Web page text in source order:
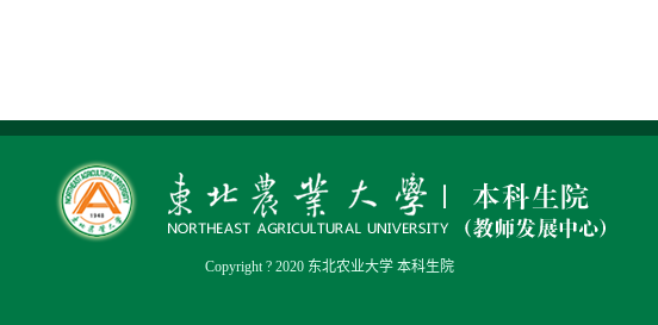
Copyright ? 2020 东北农业大学 本科生院